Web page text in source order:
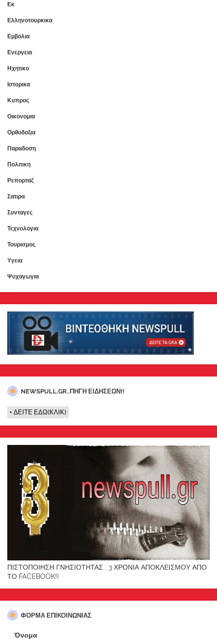
Εκ
Ελληνοτουρκικα
Εμβολια
Ενεργεια
Ηχητικο
Ιστορικα
Κυπρος
Οικονομια
Ορθοδοξια
Παραδοση
Πολιτικη
Ρεπορταζ
Σατιρα
Συνταγες
Τεχνολογια
Τουρισμος
Υγεια
Ψυχαγωγια
NEWSPULL.GR..ΠΗΓΗ ΕΙΔΗΣΕΩΝ!!
ΔΕΙΤΕ ΕΔΩ(ΚΛΙΚ)
ΠΙΣΤΟΠΟΙΗΣΗ ΓΝΗΣΙΟΤΗΤΑΣ : 3 ΧΡΟΝΙΑ ΑΠΟΚΛΕΙΣΜΟΥ ΑΠΟ
ΤΟ FACEBOOK!!
ΦΌΡΜΑ ΕΠΙΚΟΙΝΩΝΊΑΣ
Όνομα